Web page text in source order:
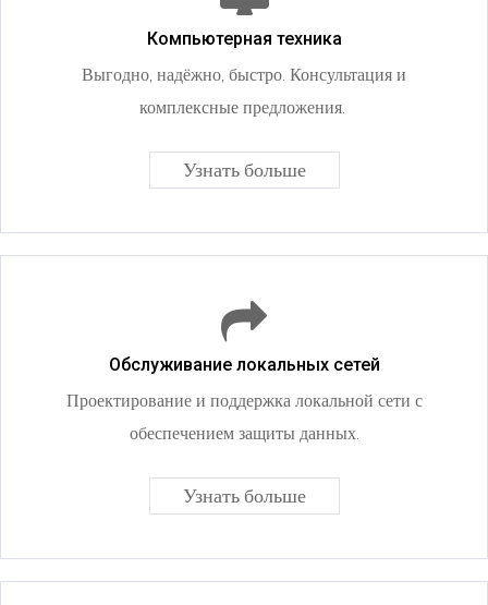
Компьютерная техника
Выгодно, надёжно, быстро. Консультация и
комплексные предложения.
Узнать больше
Обслуживание локальных сетей
Проектирование и поддержка локальной сети с
обеспечением защиты данных.
Узнать больше